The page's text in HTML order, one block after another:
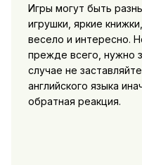
Игры могут быть
игрушки, яркие
весело и интересно.
прежде всего, нужно
случае не
английского языка
обратная реакция.